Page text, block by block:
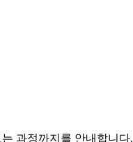
과정까지를 안내합니다.